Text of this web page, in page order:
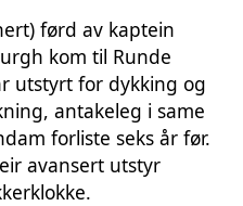
førd av kaptein
kom til Runde
utstyrt for dykking og
antakeleg i same
forliste seks år før.
avansert utstyr